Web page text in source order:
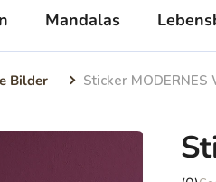
Mandalas
Bilder Sticker MODERNES